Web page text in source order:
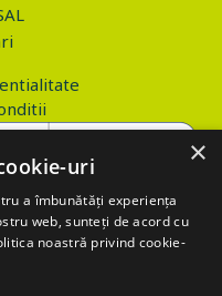
var values='';
"POST", url:
×
uri
a îmbunătăți experiența
web, sunteți de acord cu
noastră privind cookie-